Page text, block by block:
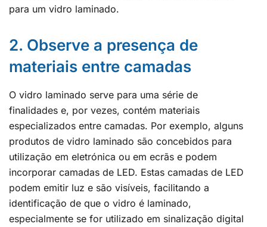
para um vidro laminado.
2. Observe a presença de
materiais entre camadas
O vidro laminado serve para uma série de
finalidades e, por vezes, contém materiais
especializados entre camadas. Por exemplo, alguns
produtos de vidro laminado são concebidos para
utilização em eletrónica ou em ecrãs e podem
incorporar camadas de LED. Estas camadas de LED
podem emitir luz e são visíveis, facilitando a
identificação de que o vidro é laminado,
especialmente se for utilizado em sinalização digital